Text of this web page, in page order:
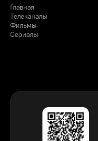
Главная
Телеканалы
Фильмы
Сериалы